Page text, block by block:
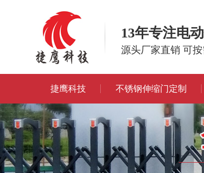
13年专注电
源头厂家直销 可
捷鹰科技 不锈钢伸缩门定制